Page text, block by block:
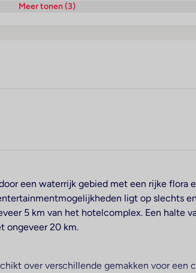
Meer tonen (3)
een waterrijk gebied met een rijke flora
ligt op slechts
5 km van het hotelcomplex. Een halte
ongeveer 20 km.
over verschillende gemakken voor een